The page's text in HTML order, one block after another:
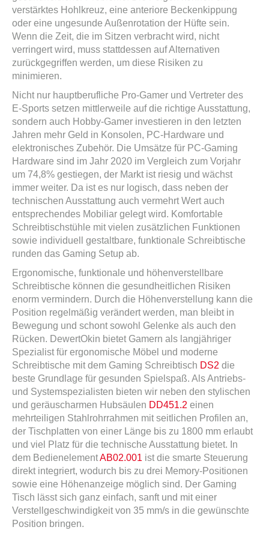
verstärktes Hohlkreuz, eine anteriore Beckenkippung
oder eine ungesunde Außenrotation der Hüfte sein.
Wenn die Zeit, die im Sitzen verbracht wird, nicht
verringert wird, muss stattdessen auf Alternativen
zurückgegriffen werden, um diese Risiken zu
minimieren.
Nicht nur hauptberufliche Pro-Gamer und Vertreter des
E-Sports setzen mittlerweile auf die richtige Ausstattung,
sondern auch Hobby-Gamer investieren in den letzten
Jahren mehr Geld in Konsolen, PC-Hardware und
elektronisches Zubehör. Die Umsätze für PC-Gaming
Hardware sind im Jahr 2020 im Vergleich zum Vorjahr
um 74,8% gestiegen, der Markt ist riesig und wächst
immer weiter. Da ist es nur logisch, dass neben der
technischen Ausstattung auch vermehrt Wert auch
entsprechendes Mobiliar gelegt wird. Komfortable
Schreibtischstühle mit vielen zusätzlichen Funktionen
sowie individuell gestaltbare, funktionale Schreibtische
runden das Gaming Setup ab.
Ergonomische, funktionale und höhenverstellbare
Schreibtische können die gesundheitlichen Risiken
enorm vermindern. Durch die Höhenverstellung kann die
Position regelmäßig verändert werden, man bleibt in
Bewegung und schont sowohl Gelenke als auch den
Rücken. DewertOkin bietet Gamern als langjähriger
Spezialist für ergonomische Möbel und moderne
Schreibtische mit dem Gaming Schreibtisch DS2 die
beste Grundlage für gesunden Spielspaß. Als Antriebs-
und Systemspezialisten bieten wir neben den stylischen
und geräuscharmen Hubsäulen DD451.2 einen
mehrteiligen Stahlrohrrahmen mit seitlichen Profilen an,
der Tischplatten von einer Länge bis zu 1800 mm erlaubt
und viel Platz für die technische Ausstattung bietet. In
dem BedienelementAB02.001 ist die smarte Steuerung
direkt integriert, wodurch bis zu drei Memory-Positionen
sowie eine Höhenanzeige möglich sind. Der Gaming
Tisch lässt sich ganz einfach, sanft und mit einer
Verstellgeschwindigkeit von 35 mm/s in die gewünschte
Position bringen.